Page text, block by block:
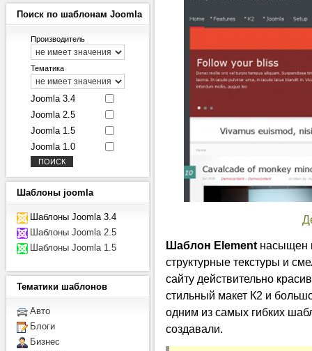
Шаблон Elementнасыщен
структурные текстуры и
сайту действительно
стильный макет К2 и
одним из самых гибких
создавали.
Поиск по шаблонам Joomla
Производитель
Тематика
Joomla 3.4
Joomla 2.5
Joomla 1.5
Joomla 1.0
Шаблоны joomla
Шаблоны Joomla 3.4
Шаблоны Joomla 2.5
Шаблоны Joomla 1.5
Тематики шаблонов
Авто
Блоги
Бизнес